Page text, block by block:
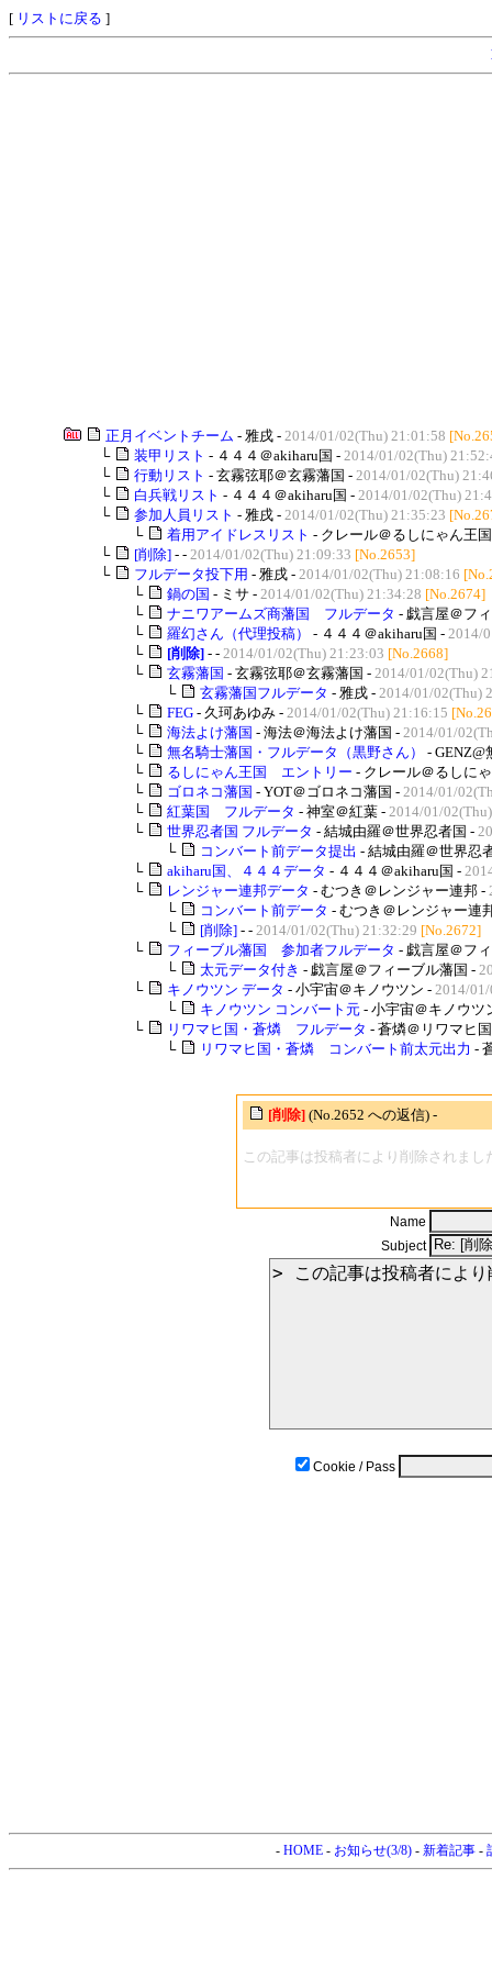
[ リストに戻る ]
正月イベントチーム - 雅戌 - 2014/01/02(Thu) 21:01:58
└
装甲リスト - ４４４＠akiharu国 - 2014/01/02(Thu)
└
行動リスト - 玄霧弦耶＠玄霧藩国 - 2014/01/02(Thu)
└
白兵戦リスト - ４４４＠akiharu国 - 2014/01/02(Thu)
└
参加人員リスト - 雅戌 - 2014/01/02(Thu) 21:35:23
└
着用アイドレスリスト - クレール＠るしにゃん王
└
[削除] - - 2014/01/02(Thu) 21:09:33 [No.2653]
└
フルデータ投下用 - 雅戌 - 2014/01/02(Thu) 21:08:16
└
鍋の国 - ミサ - 2014/01/02(Thu) 21:34:28 [No.2674]
└
ナニワアームズ商藩国 フルデータ - 戯言屋＠フ
└
羅幻さん（代理投稿） - ４４４＠akiharu国 - 2014/
└
[削除] - - 2014/01/02(Thu) 21:23:03 [No.2668]
└
玄霧藩国 - 玄霧弦耶＠玄霧藩国 - 2014/01/02(Thu)
└
玄霧藩国フルデータ - 雅戌 - 2014/01/02(Thu)
└
FEG - 久珂あゆみ - 2014/01/02(Thu) 21:16:15
└
海法よけ藩国 - 海法＠海法よけ藩国 - 2014/01/
└
無名騎士藩国・フルデータ（黒野さん）
-
└
るしにゃん王国 エントリー - クレール＠るしに
└
ゴロネコ藩国 - YOT＠ゴロネコ藩国 - 2014/01/
└
紅葉国 フルデータ - 神室＠紅葉 - 2014/01/
└
世界忍者国 フルデータ - 結城由羅＠世界忍者国 -
└
コンバート前データ提出 - 結城由羅＠世界忍
└
akiharu国、４４４データ - ４４４＠akiharu国 -
└
レンジャー連邦データ - むつき＠レンジャー連邦 -
└
コンバート前データ - むつき＠レンジャー連
└
[削除] - - 2014/01/02(Thu) 21:32:29 [No.2672]
└
フィーブル藩国 参加者フルデータ - 戯言屋＠フ
└
太元データ付き - 戯言屋＠フィーブル藩国 -
└
キノウツン データ - 小宇宙＠キノウツン - 2014/
└
キノウツン コンバート元 - 小宇宙＠キノウツ
└
リワマヒ国・蒼燐 フルデータ - 蒼燐＠リワマヒ
└
リワマヒ国・蒼燐 コンバート前太元出力 -
[削除] (No.2652 への返信) -
この記事は投稿者により削除されまし
Name
Subject
Cookie / Pass
- HOME- お知らせ(3/8)- 新着記事-